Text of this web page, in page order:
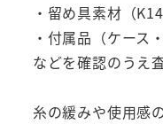
・留め具素材（
・付属品（ケース
などを確認のうえ
糸の緩みや使用感